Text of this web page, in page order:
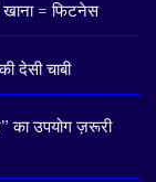
= फिटनेस
देसी चाबी
का उपयोग ज़रूरी